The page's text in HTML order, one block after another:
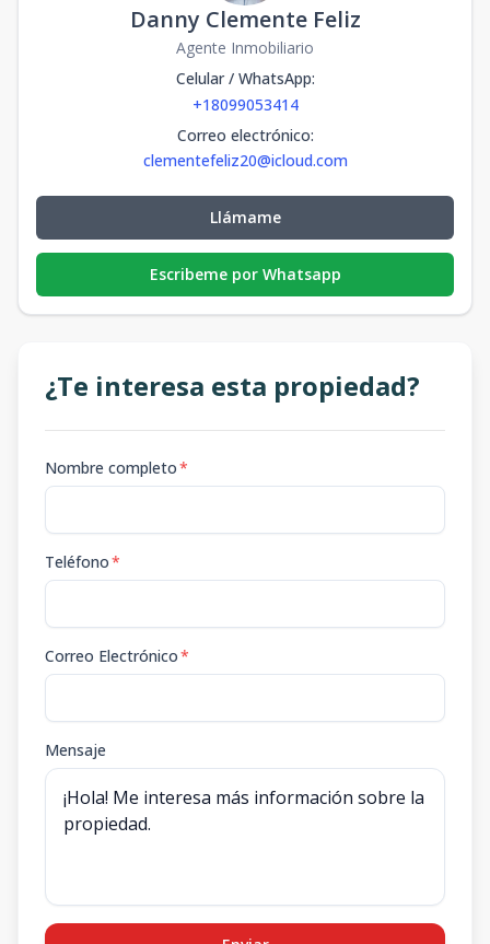
Danny Clemente Feliz
Agente Inmobiliario
Celular / WhatsApp:
+18099053414
Correo electrónico:
clementefeliz20@icloud.com
Llámame
Escribeme por Whatsapp
¿Te interesa esta propiedad?
Nombre completo*
Teléfono*
Correo Electrónico*
Mensaje